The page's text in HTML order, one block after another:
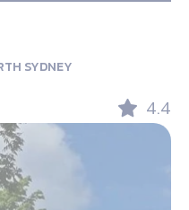
SYDNEY
4.4